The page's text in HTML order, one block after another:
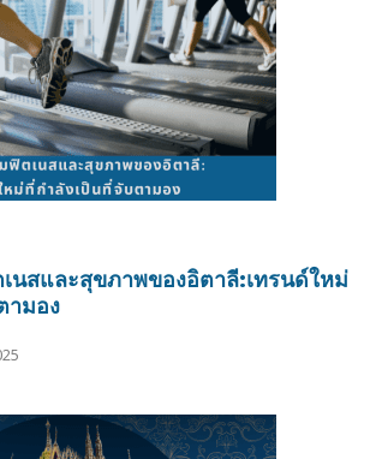
นสและสุขภาพของอิตาลี:เทรนด์ใหม่
ามอง